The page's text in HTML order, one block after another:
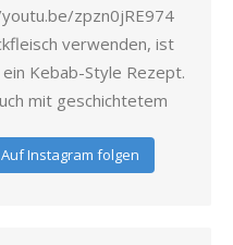
Auf Instagram folgen